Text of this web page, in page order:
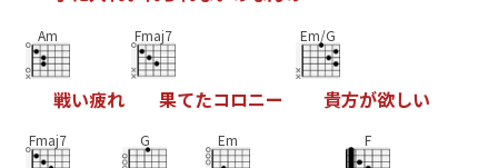
Am
戦い疲れ
Fmaj7
果てたコロニー
Em/G
貴方が欲しい
Fmaj7 G Em F